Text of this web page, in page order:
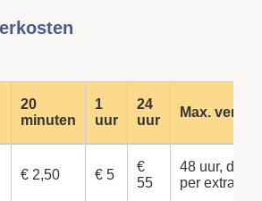
20
minuten
1
uur
24
uur
Max. verblijf
€ 2,50 € 5
€
55
48 uur,
per extra dag